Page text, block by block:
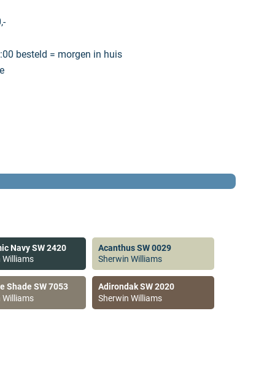
besteld = morgen in huis
Navy SW 2420
Williams
Acanthus SW 0029
Sherwin Williams
Shade SW 7053
Williams
Adirondak SW 2020
Sherwin Williams